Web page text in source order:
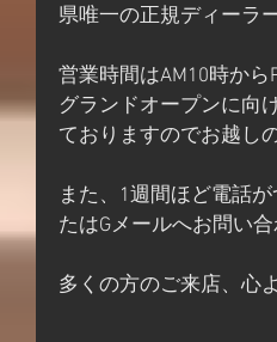
県唯一の正規ディーラ
営業時間はAM10時から
グランドオープンに向
ておりますのでお越し
また、1週間ほど電話
たはGメールへお問い
多くの方のご来店、心